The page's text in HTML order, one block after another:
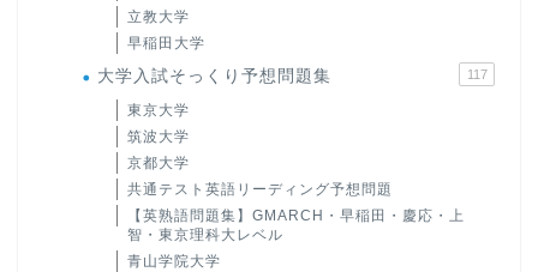
立教大学
早稲田大学
大学入試そっくり予想問題集 117
東京大学
筑波大学
京都大学
共通テスト英語リーディング予想問題
【英熟語問題集】GMARCH・早稲田・慶応・上
智・東京理科大レベル
青山学院大学